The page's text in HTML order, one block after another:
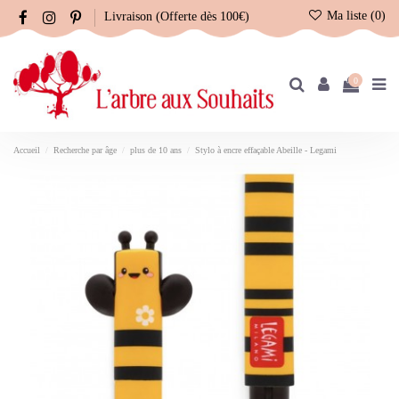
Livraison (Offerte dès 100€) Ma liste (0)
0
Accueil Recherche par âge plus de 10 ans Stylo à encre effaçable Abeille - Legami